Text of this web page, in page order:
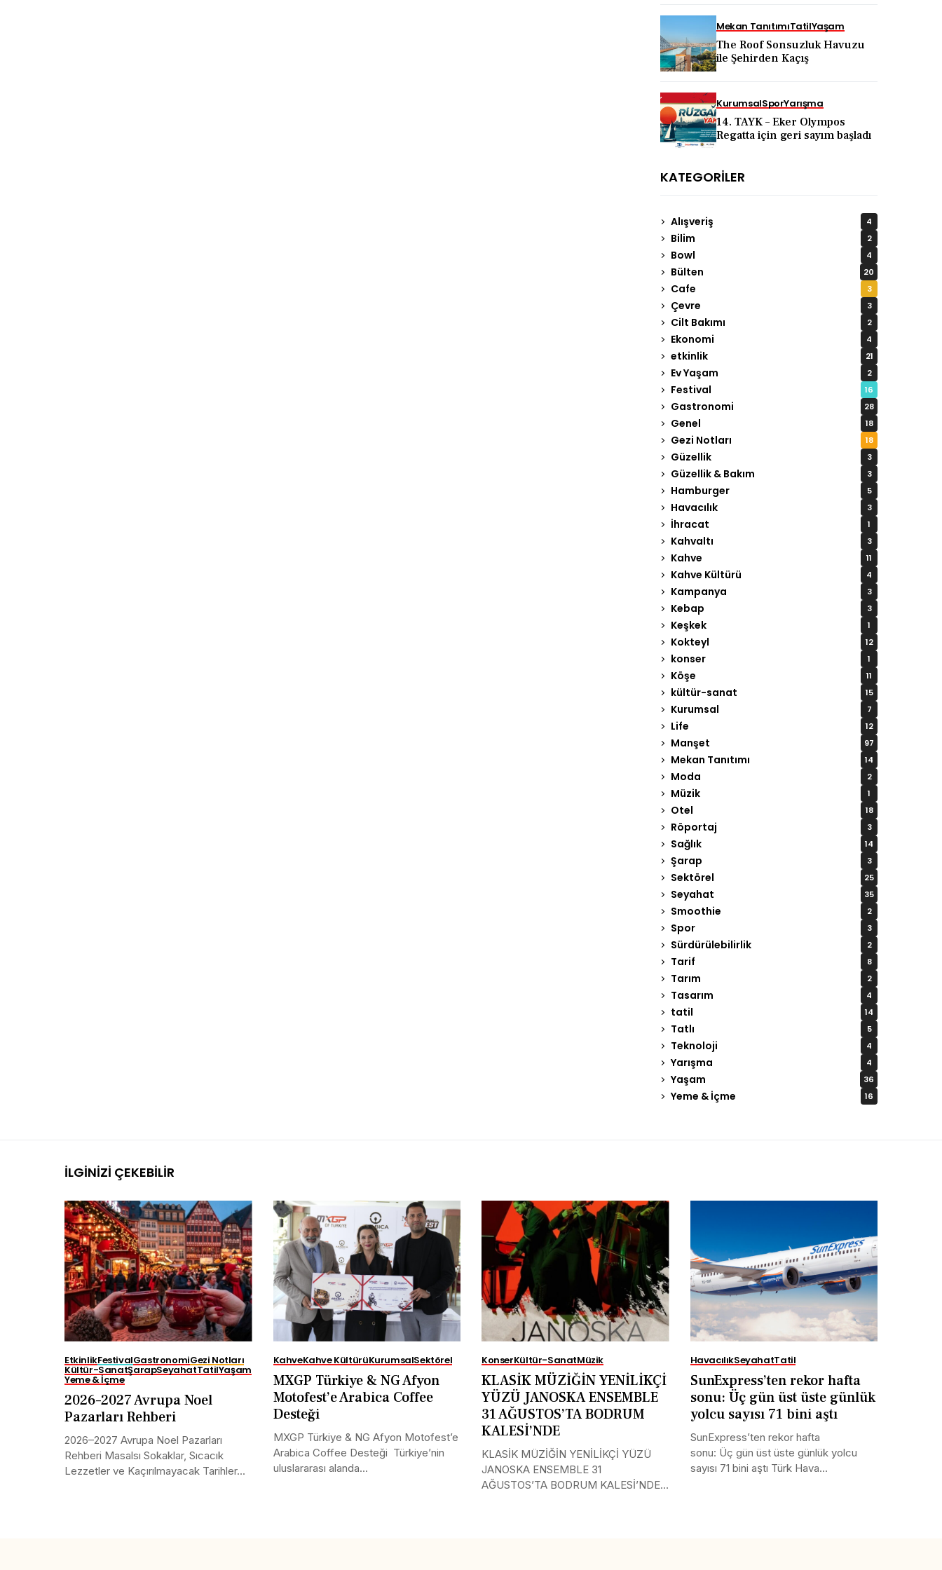
TANITIM ATAĞI
Mekan TanıtımıTatilYaşam
The Roof Sonsuzluk Havuzu
ile Şehirden Kaçış
KurumsalSporYarışma
14. TAYK – Eker Olympos
Regatta için geri sayım başladı
KATEGORILER
Alışveriş 4
Bilim 2
Bowl 4
Bülten 20
Cafe 3
Çevre 3
Cilt Bakımı 2
Ekonomi 4
etkinlik 21
Ev Yaşam 2
Festival 16
Gastronomi 28
Genel 18
Gezi Notları 18
Güzellik 3
Güzellik & Bakım 3
Hamburger 5
Havacılık 3
İhracat 1
Kahvaltı 3
Kahve 11
Kahve Kültürü 4
Kampanya 3
Kebap 3
Keşkek 1
Kokteyl 12
konser 1
Köşe 11
kültür-sanat 15
Kurumsal 7
Life 12
Manşet 97
Mekan Tanıtımı 14
Moda 2
Müzik 1
Otel 18
Röportaj 3
Sağlık 14
Şarap 3
Sektörel 25
Seyahat 35
Smoothie 2
Spor 3
Sürdürülebilirlik 2
Tarif 8
Tarım 2
Tasarım 4
tatil 14
Tatlı 5
Teknoloji 4
Yarışma 4
Yaşam 36
Yeme & İçme 16
İLGINIZI ÇEKEBILIR
EtkinlikFestivalGastronomiGezi Notları
Kültür-SanatŞarapSeyahatTatilYaşam
Yeme & İçme
2026–2027 Avrupa Noel
Pazarları Rehberi
2026–2027 Avrupa Noel Pazarları
Rehberi Masalsı Sokaklar, Sıcacık
Lezzetler ve Kaçırılmayacak Tarihler...
KahveKahve KültürüKurumsalSektörel
MXGP Türkiye & NG Afyon
Motofest’e Arabica Coffee
Desteği
MXGP Türkiye & NG Afyon Motofest’e
Arabica Coffee Desteği Türkiye’nin
uluslararası alanda...
KonserKültür-SanatMüzik
KLASİK MÜZİĞİN YENİLİKÇİ
YÜZÜ JANOSKA ENSEMBLE
31 AĞUSTOS’TA BODRUM
KALESİ’NDE
KLASİK MÜZİĞİN YENİLİKÇİ YÜZÜ
JANOSKA ENSEMBLE 31
AĞUSTOS’TA BODRUM KALESİ’NDE
HavacılıkSeyahatTatil
SunExpress’ten rekor hafta
sonu: Üç gün üst üste günlük
yolcu sayısı 71 bini aştı
SunExpress’ten rekor hafta
sonu: Üç gün üst üste günlük yolcu
sayısı 71 bini aştı Türk Hava...